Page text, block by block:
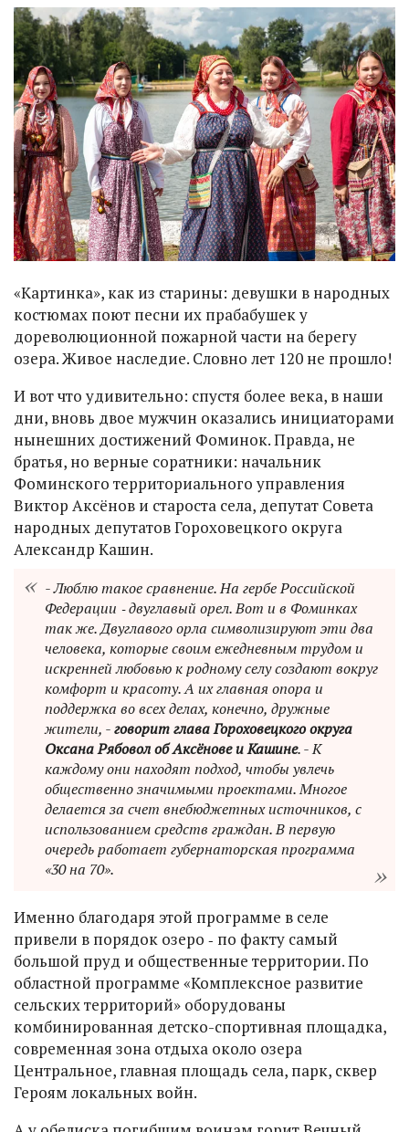
«Картинка», как из старины: девушки в народных
костюмах поют песни их прабабушек у
дореволюционной пожарной части на берегу
озера. Живое наследие. Словно лет 120 не прошло!
И вот что удивительно: спустя более века, в наши
дни, вновь двое мужчин оказались инициаторами
нынешних достижений Фоминок. Правда, не
братья, но верные соратники: начальник
Фоминского территориального управления
Виктор Аксёнов и староста села, депутат Совета
народных депутатов Гороховецкого округа
Александр Кашин.
- Люблю такое сравнение. На гербе Российской
Федерации ‑ двуглавый орел. Вот и в Фоминках
так же. Двуглавого орла символизируют эти два
человека, которые своим ежедневным трудом и
искренней любовью к родному селу создают вокруг
комфорт и красоту. А их главная опора и
поддержка во всех делах, конечно, дружные
жители, -говорит глава Гороховецкого округа
Оксана Рябовол об Аксёнове и Кашине. - К
каждому они находят подход, чтобы увлечь
общественно значимыми проектами. Многое
делается за счет внебюджетных источников, с
использованием средств граждан. В первую
очередь работает губернаторская программа
«30 на 70».
Именно благодаря этой программе в селе
привели в порядок озеро ‑ по факту самый
большой пруд и общественные территории. По
областной программе «Комплексное развитие
сельских территорий» оборудованы
комбинированная детско-спортивная площадка,
современная зона отдыха около озера
Центральное, главная площадь села, парк, сквер
Героям локальных войн.